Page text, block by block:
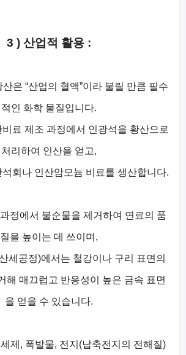
3 ) 산업적 활용 :
은 “산업의 혈액”이라 불릴 만큼 필수
적인 화학 물질입니다.
료 제조 과정에서 인광석을 황산으로
처리하여 인산을 얻고,
회나 인산암모늄 비료를 생산합니다.
정에서 불순물을 제거하여 연료의 품
질을 높이는 데 쓰이며,
세공정)에서는 철강이나 구리 표면의
해 매끄럽고 반응성이 높은 금속 표면
을 얻을 수 있습니다.
제, 폭발물, 전지(납축전지의 전해질)